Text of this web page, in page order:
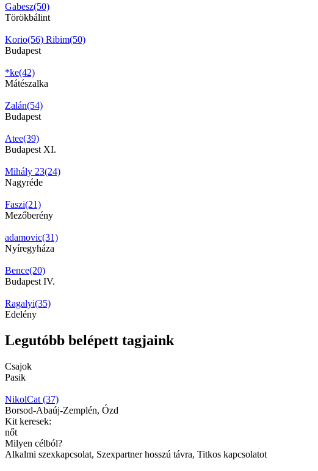
Gabesz(50)
Törökbálint
Korio(56) Ribim(50)
Budapest
*ke(42)
Mátészalka
Zalán(54)
Budapest
Atee(39)
Budapest XI.
Mihály 23(24)
Nagyréde
Faszi(21)
Mezőberény
adamovic(31)
Nyíregyháza
Bence(20)
Budapest IV.
Ragalyi(35)
Edelény
Legutóbb belépett tagjaink
Csajok
Pasik
NikolCat (37)
Borsod-Abaúj-Zemplén, Ózd
Kit keresek:
nőt
Milyen célból?
Alkalmi szexkapcsolat, Szexpartner hosszú távra, Titkos kapcsolatot